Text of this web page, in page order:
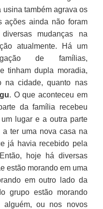
também agrava os
ações ainda não foram
mudanças na
atualmente. Há um
de famílias,
tinham dupla moradia,
na cidade, quanto nas
. O que aconteceu em
da família recebeu
lugar e a outra parte
ter uma nova casa na
já havia recebido pela
hoje há diversas
estão morando em uma
em outro lado da
grupo estão morando
alguém, ou nos novos